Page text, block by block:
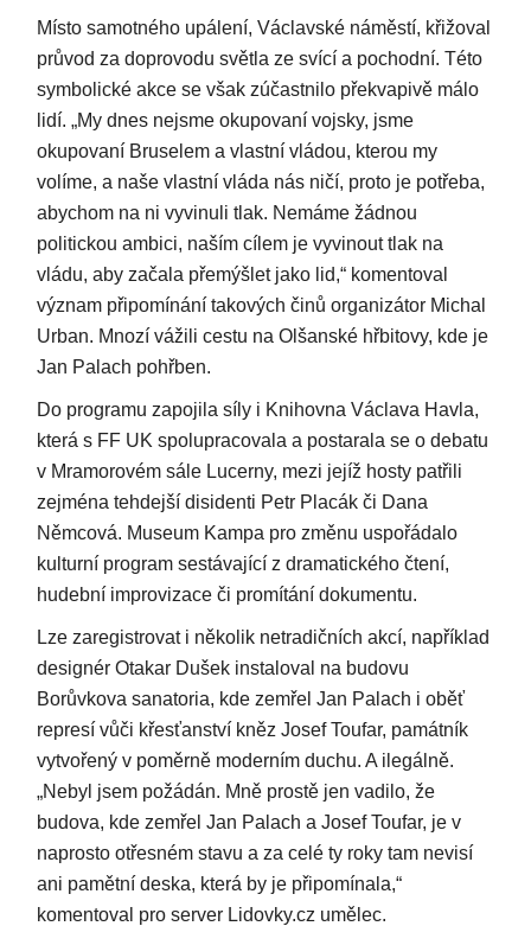
Místo samotného upálení, Václavské náměstí, křižoval
průvod za doprovodu světla ze svící a pochodní. Této
symbolické akce se však zúčastnilo překvapivě málo
lidí. „My dnes nejsme okupovaní vojsky, jsme
okupovaní Bruselem a vlastní vládou, kterou my
volíme, a naše vlastní vláda nás ničí, proto je potřeba,
abychom na ni vyvinuli tlak. Nemáme žádnou
politickou ambici, naším cílem je vyvinout tlak na
vládu, aby začala přemýšlet jako lid,“ komentoval
význam připomínání takových činů organizátor Michal
Urban. Mnozí vážili cestu na Olšanské hřbitovy, kde je
Jan Palach pohřben.
Do programu zapojila síly i Knihovna Václava Havla,
která s FF UK spolupracovala a postarala se o debatu
v Mramorovém sále Lucerny, mezi jejíž hosty patřili
zejména tehdejší disidenti Petr Placák či Dana
Němcová. Museum Kampa pro změnu uspořádalo
kulturní program sestávající z dramatického čtení,
hudební improvizace či promítání dokumentu.
Lze zaregistrovat i několik netradičních akcí, například
designér Otakar Dušek instaloval na budovu
Borůvkova sanatoria, kde zemřel Jan Palach i oběť
represí vůči křesťanství kněz Josef Toufar, památník
vytvořený v poměrně moderním duchu. A ilegálně.
„Nebyl jsem požádán. Mně prostě jen vadilo, že
budova, kde zemřel Jan Palach a Josef Toufar, je v
naprosto otřesném stavu a za celé ty roky tam nevisí
ani pamětní deska, která by je připomínala,“
komentoval pro server Lidovky.cz umělec.